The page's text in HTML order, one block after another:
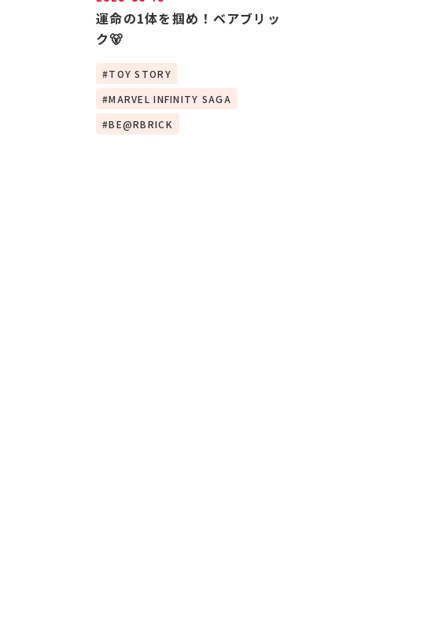
運命の1体を掴め！ベアブリッ
ク🐻
TOY STORY
MARVEL INFINITY SAGA
BE@RBRICK